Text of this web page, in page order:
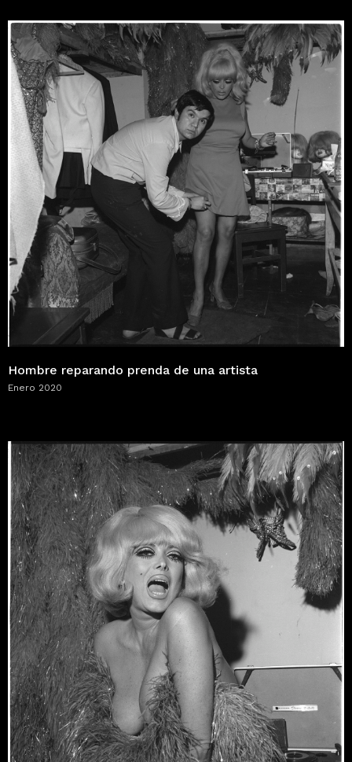
Hombre reparando prenda de una artista
Enero 2020